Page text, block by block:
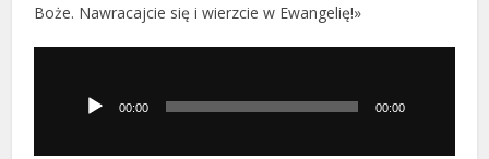
Boże. Nawracajcie się i wierzcie w Ewangelię!»
dźwiękowych00:00 00:00